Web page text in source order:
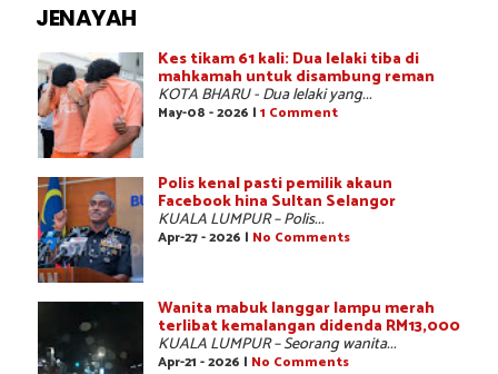
JENAYAH
Kes tikam 61 kali: Dua lelaki tiba di
mahkamah untuk disambung reman
KOTA BHARU - Dua lelaki yang...
May-08 - 2026 | 1 Comment
Polis kenal pasti pemilik akaun
Facebook hina Sultan Selangor
KUALA LUMPUR – Polis...
Apr-27 - 2026 | No Comments
Wanita mabuk langgar lampu merah
terlibat kemalangan didenda RM13,000
KUALA LUMPUR – Seorang wanita...
Apr-21 - 2026 | No Comments